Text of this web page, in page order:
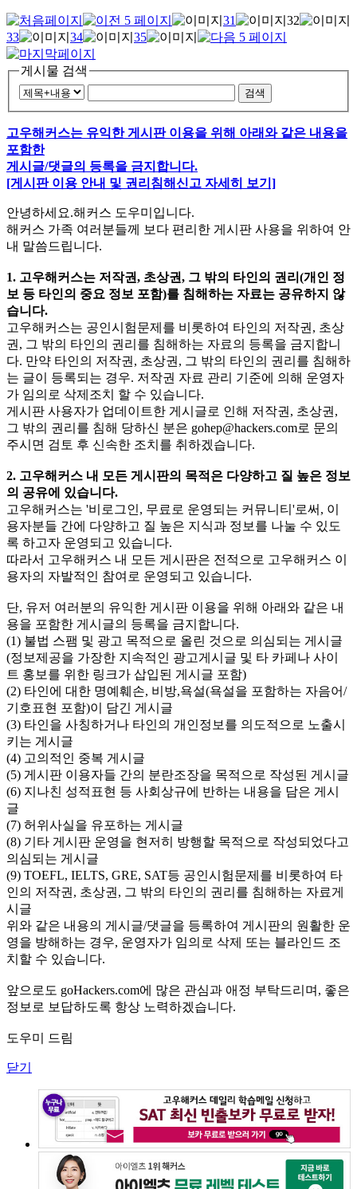
31
32
33
34 35
게시물 검색
검색
고우해커스는 유익한 게시판 이용을 위해 아래와 같은 내용을
포함한
게시글/댓글의 등록을 금지합니다.
[게시판 이용 안내 및 권리침해신고 자세히 보기]
안녕하세요.해커스 도우미입니다.
해커스 가족 여러분들께 보다 편리한 게시판 사용을 위하여 안
내 말씀드립니다.
1. 고우해커스는 저작권, 초상권, 그 밖의 타인의 권리(개인 정
보 등 타인의 중요 정보 포함)를 침해하는 자료는 공유하지 않
습니다.
고우해커스는 공인시험문제를 비롯하여 타인의 저작권, 초상
권, 그 밖의 타인의 권리를 침해하는 자료의 등록을 금지합니
다. 만약 타인의 저작권, 초상권, 그 밖의 타인의 권리를 침해하
는 글이 등록되는 경우. 저작권 자료 관리 기준에 의해 운영자
가 임의로 삭제조치 할 수 있습니다.
게시판 사용자가 업데이트한 게시글로 인해 저작권, 초상권,
그 밖의 권리를 침해 당하신 분은 gohep@hackers.com로 문의
주시면 검토 후 신속한 조치를 취하겠습니다.
2. 고우해커스 내 모든 게시판의 목적은 다양하고 질 높은 정보
의 공유에 있습니다.
고우해커스는 '비로그인, 무료로 운영되는 커뮤니티'로써, 이
용자분들 간에 다양하고 질 높은 지식과 정보를 나눌 수 있도
록 하고자 운영되고 있습니다.
따라서 고우해커스 내 모든 게시판은 전적으로 고우해커스 이
용자의 자발적인 참여로 운영되고 있습니다.
단, 유저 여러분의 유익한 게시판 이용을 위해 아래와 같은 내
용을 포함한 게시글의 등록을 금지합니다.
(1) 불법 스팸 및 광고 목적으로 올린 것으로 의심되는 게시글
(정보제공을 가장한 지속적인 광고게시글 및 타 카페나 사이
트 홍보를 위한 링크가 삽입된 게시글 포함)
(2) 타인에 대한 명예훼손, 비방,욕설(욕설을 포함하는 자음어/
기호표현 포함)이 담긴 게시글
(3) 타인을 사칭하거나 타인의 개인정보를 의도적으로 노출시
키는 게시글
(4) 고의적인 중복 게시글
(5) 게시판 이용자들 간의 분란조장을 목적으로 작성된 게시글
(6) 지나친 성적표현 등 사회상규에 반하는 내용을 담은 게시
글
(7) 허위사실을 유포하는 게시글
(8) 기타 게시판 운영을 현저히 방행할 목적으로 작성되었다고
의심되는 게시글
(9) TOEFL, IELTS, GRE, SAT등 공인시험문제를 비롯하여 타
인의 저작권, 초상권, 그 밖의 타인의 권리를 침해하는 자료게
시글
위와 같은 내용의 게시글/댓글을 등록하여 게시판의 원활한 운
영을 방해하는 경우, 운영자가 임의로 삭제 또는 블라인드 조
치할 수 있습니다.
앞으로도 goHackers.com에 많은 관심과 애정 부탁드리며, 좋은
정보로 보답하도록 항상 노력하겠습니다.
도우미 드림
닫기